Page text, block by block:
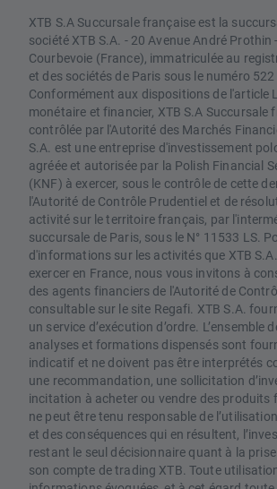
XTB S.A Succursale française est la
société XTB S.A. - 20 Avenue André Prothin
Courbevoie (France), immatriculée au
et des sociétés de Paris sous le numéro
Conformément aux dispositions de l'article
monétaire et financier, XTB S.A Succursale
contrôlée par l'Autorité des Marchés
S.A. est une entreprise d'investissement
agréée et autorisée par la Polish Financial
(KNF) à exercer, sous le contrôle de cette
l'Autorité de Contrôle Prudentiel et de
activité sur le territoire français, par
succursale de Paris, sous le N° 11533 LS.
d'informations sur les activités que XTB
exercer en France, nous vous invitons à
des agents financiers de l'Autorité de
consultable sur le site Regafi. XTB S.A.
un service d’exécution d’ordre. L’ensemble
analyses et formations dispensés sont
indicatif et ne doivent pas être interprétés
une recommandation, une sollicitation
incitation à acheter ou vendre des produits
ne peut être tenu responsable de
et des conséquences qui en résultent,
restant le seul décisionnaire quant à la
son compte de trading XTB. Toute